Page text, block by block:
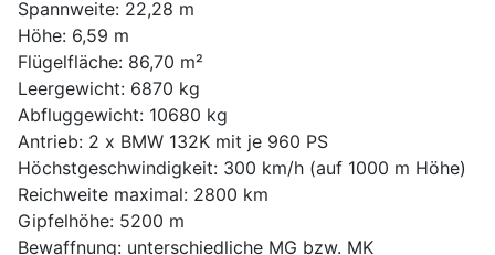
Spannweite: 22,28 m
Höhe: 6,59 m
Flügelfläche: 86,70 m²
Leergewicht: 6870 kg
Abfluggewicht: 10680 kg
Antrieb: 2 x BMW 132K mit je 960 PS
Höchstgeschwindigkeit: 300 km/h (auf 1000 m Höhe)
Reichweite maximal: 2800 km
Gipfelhöhe: 5200 m
Bewaffnung: unterschiedliche MG bzw. MK